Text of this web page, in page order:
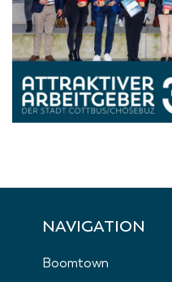
NAVIGATION
Boomtown